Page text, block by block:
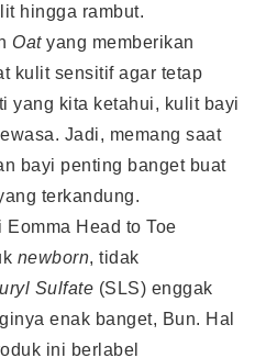
hingga rambut.
Oatyang memberikan
kulit sensitif agar tetap
yang kita ketahui, kulit bayi
Jadi, memang saat
bayi penting banget buat
terkandung.
Head to Toe
newborn, tidak
Sulfate (SLS) enggak
enak banget, Bun. Hal
ini berlabel